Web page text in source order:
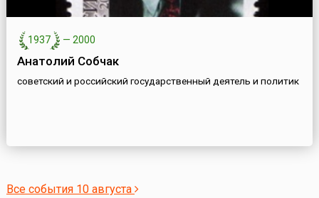
1937 — 2000
Анатолий Собчак
советский и российский государственный деятель и политик
Все события 10 августа